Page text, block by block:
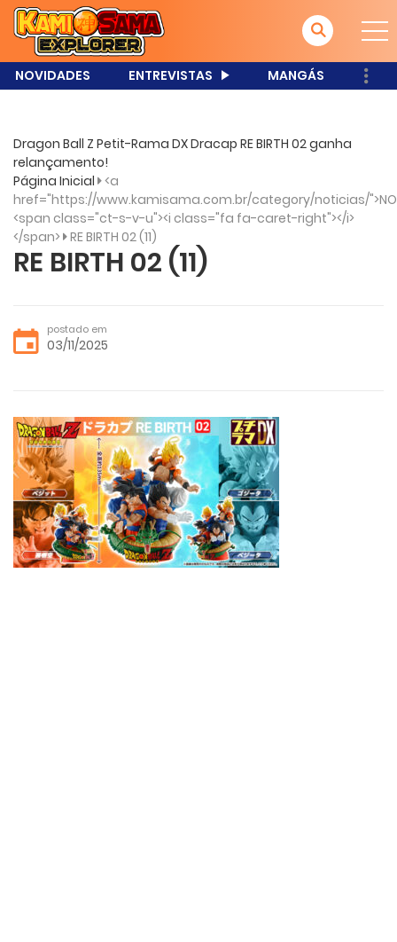
NOVIDADES ENTREVISTAS MANGÁS
Dragon Ball Z Petit-Rama DX Dracap RE BIRTH 02 ganha
relançamento!
Página Inicial <a
href="https://www.kamisama.com.br/category/noticias/
<span class="ct-s-v-u"><i class="fa fa-caret-right"></i>
</span> RE BIRTH 02 (11)
RE BIRTH 02 (11)
postado em
03/11/2025